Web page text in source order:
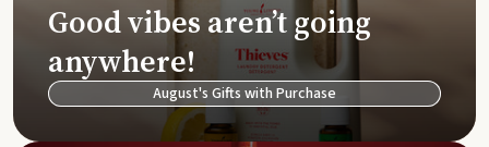
Good vibes aren’t going
anywhere!
August's Gifts with Purchase